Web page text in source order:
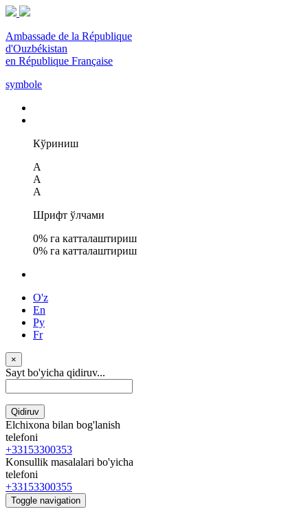
Ambassade de la République
d'Ouzbékistan
en République Française
symbole
Кўриниш
A
A
A
Шрифт ўлчами
0% га катталаштириш
0% га катталаштириш
O'z
En
Ру
Fr
×
Sayt bo'yicha qidiruv...
Qidiruv
Elchixona bilan bog'lanish
telefoni
+33153300353
Konsullik masalalari bo'yicha
telefoni
+33153300355
Toggle navigation